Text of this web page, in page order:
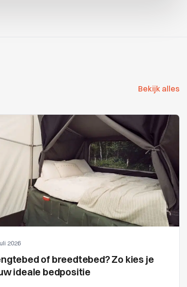
Bekijk alles
2026
of breedtebed? Zo kies je
ideale bedpositie